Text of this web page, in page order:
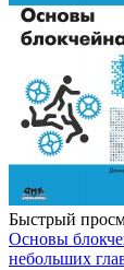
Быстрый
Основы
небольших